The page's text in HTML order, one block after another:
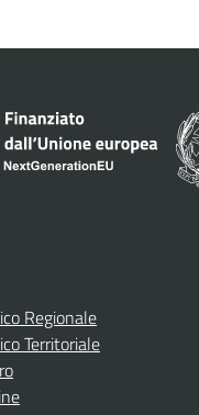
Regionale
Territoriale